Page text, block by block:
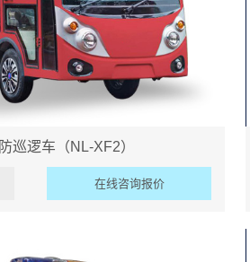
巡逻车（NL-XF2）
在线咨询报价